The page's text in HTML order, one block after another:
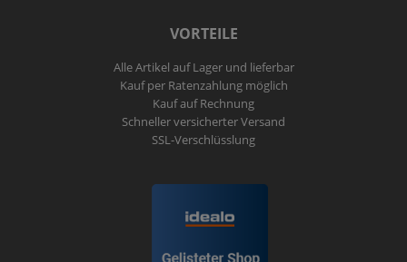
VORTEILE
Alle Artikel auf Lager und lieferbar
Kauf per Ratenzahlung möglich
Kauf auf Rechnung
Schneller versicherter Versand
SSL-Verschlüsslung